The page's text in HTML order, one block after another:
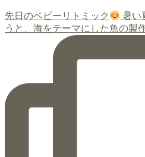
先日のベビーリトミック
暑い
うと、海をテーマにした魚の製